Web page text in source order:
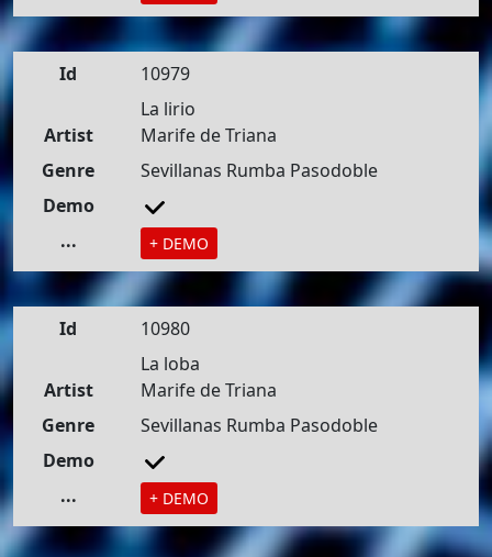
Id
10979
La lirio
Artist
Marife de Triana
Genre
Sevillanas Rumba Pasodoble
Demo
...
+ DEMO
Id
10980
La loba
Artist
Marife de Triana
Genre
Sevillanas Rumba Pasodoble
Demo
...
+ DEMO